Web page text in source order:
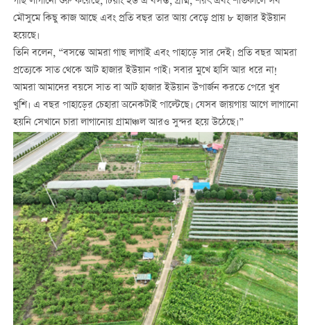
মৌসুমে কিছু কাজ আছে এবং প্রতি বছর তার আয় বেড়ে প্রায় ৮ হাজার ইউয়ান
হয়েছে।
তিনি বলেন, “বসন্তে আমরা গাছ লাগাই এবং পাহাড়ে সার দেই। প্রতি বছর আমরা
প্রত্যেকে সাত থেকে আট হাজার ইউয়ান পাই। সবার মুখে হাসি আর ধরে না!
আমরা আমাদের বয়সে সাত বা আট হাজার ইউয়ান উপার্জন করতে পেরে খুব
খুশি। এ বছর পাহাড়ের চেহারা অনেকটাই পাল্টেছে। যেসব জায়গায় আগে লাগানো
হয়নি সেখানে চারা লাগানোয় গ্রামাঞ্চল আরও সুন্দর হয়ে উঠেছে।”